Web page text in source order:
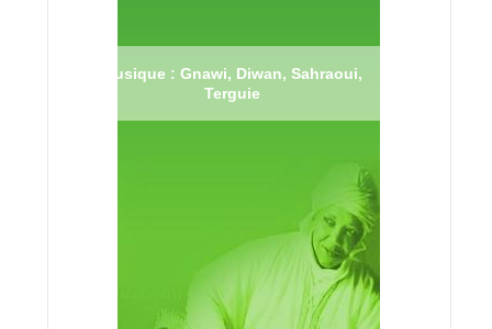
Musique : Gnawi, Diwan, Sahraoui,
Terguie